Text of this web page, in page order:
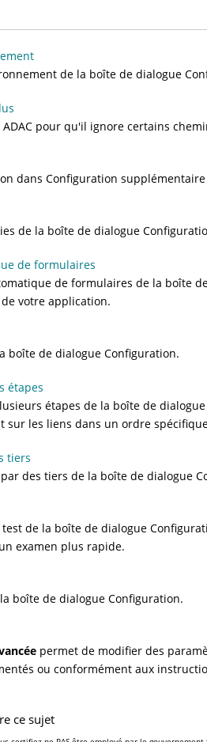
de la boîte de dialogue
ADAC pour qu'il ignore certains
dans Configuration
de la boîte de dialogue
de formulaires
de formulaires de la boîte
votre application.
boîte de dialogue Configuration.
étapes
étapes de la boîte de
sur les liens dans un ordre
tiers
des tiers de la boîte de dialogue
de la boîte de dialogue
examen plus rapide.
boîte de dialogue Configuration.
permet de modifier des
ou conformément aux
ce sujet